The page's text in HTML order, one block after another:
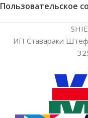
Пользовательское
ИП Ставараки